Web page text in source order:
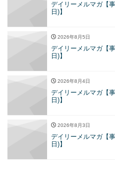
デイリーメルマガ【
日)】
2026年8月5日
デイリーメルマガ【
日)】
2026年8月4日
デイリーメルマガ【
日)】
2026年8月3日
デイリーメルマガ【
日)】